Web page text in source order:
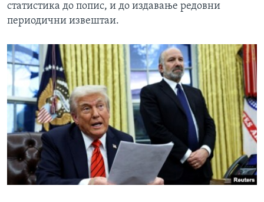
статистика до попис, и до издавање редовни
периодични извештаи.